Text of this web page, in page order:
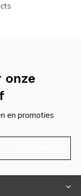
onze
en promoties